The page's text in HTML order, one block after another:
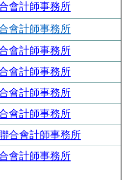
會計師事務所
會計師事務所
會計師事務所
會計師事務所
會計師事務所
會計師事務所
合會計師事務所
會計師事務所